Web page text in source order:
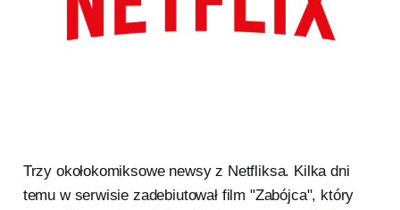
Trzy okołokomiksowe newsy z Netfliksa. Kilka dni
temu w serwisie zadebiutował film "Zabójca", który